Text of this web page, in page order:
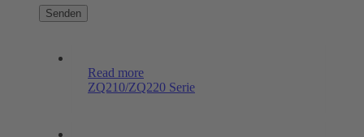
Read more
ZQ210/ZQ220 Serie